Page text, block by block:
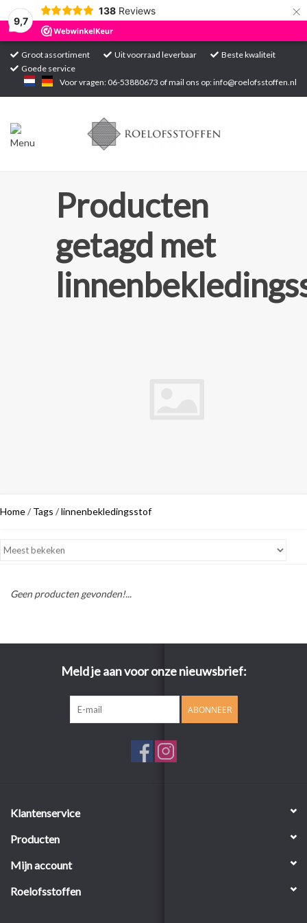
9,7
138 Reviews ×
Groot assortiment Uit voorraad leverbaar
Beste kwaliteit
Goede service
Voor vragen: 06-53880673 of mail ons op:info@roelofsstoffen.nl
Home
Producten
getagd met
Home/ Tags /linnenbekledingsstof
Geen producten gevonden!...
Meld je aan voor onze nieuwsbrief:
ABONNEER
Klantenservice
Producten
Mijn account
Roelofsstoffen